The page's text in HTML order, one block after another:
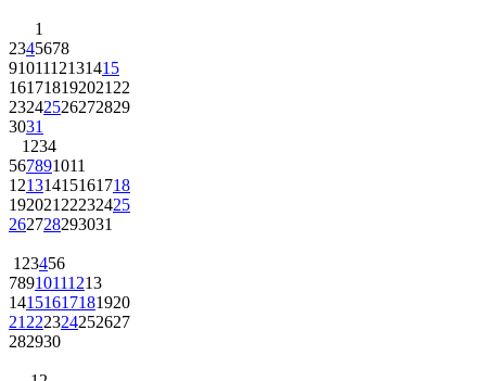
1
2345678
9101112131415
161718192021 22
23242526272829
3031
1 234
567891011
12131415161718
192021 22232425
262728293031
1 23456
78910111213
14151617181920
21 222324252627
282930